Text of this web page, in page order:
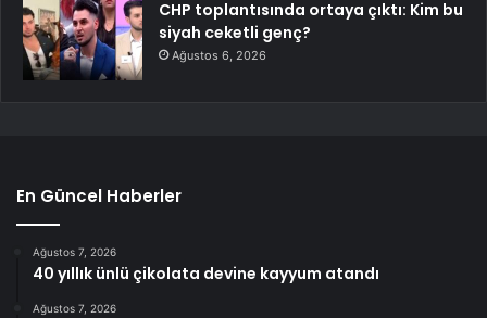
CHP toplantısında ortaya çıktı: Kim bu
siyah ceketli genç?
Ağustos 6, 2026
En Güncel Haberler
Ağustos 7, 2026
40 yıllık ünlü çikolata devine kayyum atandı
Ağustos 7, 2026